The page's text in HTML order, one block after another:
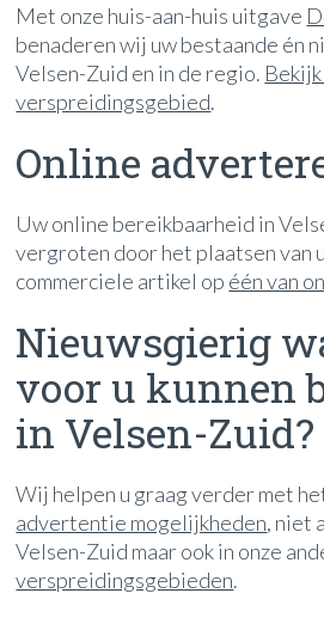
Met onze huis-aan-huis uitgave
benaderen wij uw bestaande én
Velsen-Zuid en in de regio.
verspreidingsgebied.
Online
Uw online bereikbaarheid in
vergroten door het plaatsen van
commerciele artikel op één van
Nieuwsgierig
voor u kunnen
in Velsen-Zuid?
Wij helpen u graag verder met
advertentie mogelijkheden, niet
Velsen-Zuid maar ook in onze
verspreidingsgebieden.